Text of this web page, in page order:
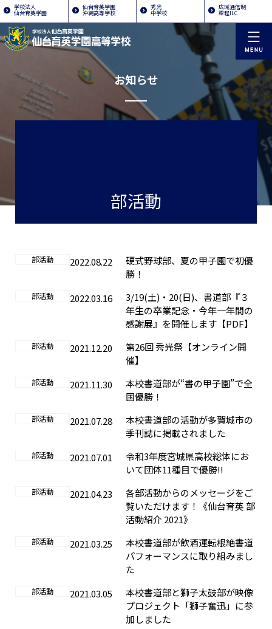
学校法人
仙台育英学園
仙台育英学園
沖縄高等学校
秀光
中学校
広域通信制
課程ILC
お知らせ
部活動
部活動 2022.08.22
硬式野球部、夏の甲子園で初優
勝！
部活動 2022.03.16
3/19(土)・20(日)、書道部『３
年生の卒業記念・今年一年間の
感謝展』を開催します【PDF】
部活動 2021.12.20
第26回 秀光祭【オンライン開
催】
部活動 2021.11.30
本校書道部が“書の甲子園”で全
国優勝！
部活動 2021.07.28
本校書道部の活動が多賀城市の
季刊誌に掲載されました
部活動 2021.07.01
令和3年度宮城県高校総体にお
いて団体11種目で優勝!!
部活動 2021.04.23
各部活動からのメッセージをご
覧いただけます！《仙台育英 部
活動紹介 2021》
部活動 2021.03.25
本校書道部が飲酒運転根絶書道
パフォーマンスに取り組みまし
た
部活動 2021.03.05
本校書道部と獅子太鼓部が映像
プロジェクト「獅子奮迅」に参
加しました